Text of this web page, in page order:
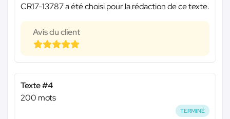
CR17-13787 a été choisi pour la rédaction de ce texte.
Avis du client
Texte #4
200 mots
TERMINÉ